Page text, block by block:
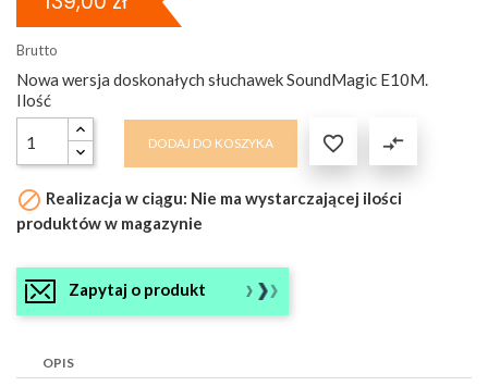
Brutto
Nowa wersja doskonałych słuchawek SoundMagic E10M.
Ilość
DODAJ DO KOSZYKA  compare_arrows
 Realizacja w ciągu: Nie ma wystarczającej ilości
produktów w magazynie
Zapytaj o produkt
OPIS